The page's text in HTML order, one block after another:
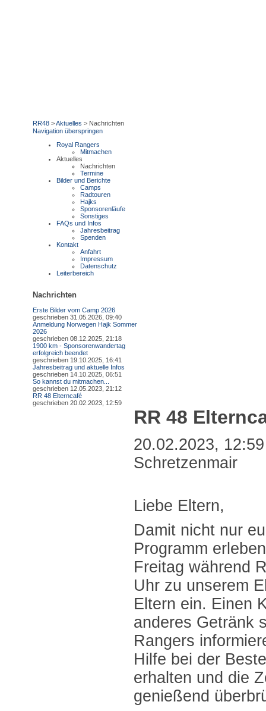
RR48 >Aktuelles > Nachrichten
Navigation überspringen
Royal Rangers
Mitmachen
Aktuelles
Nachrichten
Termine
Bilder und Berichte
Camps
Radtouren
Hajks
Sponsorenläufe
Sonstiges
FAQs und Infos
Jahresbeitrag
Spenden
Kontakt
Anfahrt
Impressum
Datenschutz
Leiterbereich
Nachrichten
Erste Bilder vom Camp 2026
geschrieben 31.05.2026, 09:40
Anmeldung Norwegen Hajk Sommer
2026
geschrieben 08.12.2025, 21:18
1900 km - Sponsorenwandertag
erfolgreich beendet
geschrieben 19.10.2025, 16:41
Jahresbeitrag und aktuelle Infos
geschrieben 14.10.2025, 06:51
So kannst du mitmachen...
geschrieben 12.05.2023, 21:12
RR 48 Elterncafé
geschrieben 20.02.2023, 12:59
RR 48
20.02.2023,
Schretzenmair
Liebe Eltern,
Damit nicht nur
Programm
Freitag während
Uhr zu unserem
Eltern ein. Einen
anderes Getränk
Rangers
Hilfe bei der
erhalten und die
genießend